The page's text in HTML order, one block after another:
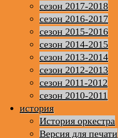
сезон 2017-2018
сезон 2016-2017
сезон 2015-2016
сезон 2014-2015
сезон 2013-2014
сезон 2012-2013
сезон 2011-2012
сезон 2010-2011
история
История оркестра
Версия для печати